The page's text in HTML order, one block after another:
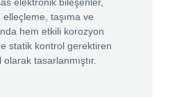
taşıma ve
hem etkili korozyon
statik kontrol gerektiren
tasarlanmıştır.